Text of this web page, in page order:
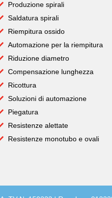
Produzione spirali
Saldatura spirali
Riempitura ossido
Automazione per la riempitura
Riduzione diametro
Compensazione lunghezza
Ricottura
Soluzioni di automazione
Piegatura
Resistenze alettate
Resistenze monotubo e ovali